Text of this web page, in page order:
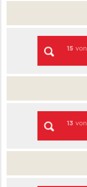
15 von
13 von